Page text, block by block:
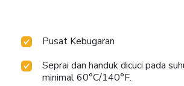
Pusat Kebugaran
Seprai dan handuk dicuci pada
minimal 60°C/140°F.